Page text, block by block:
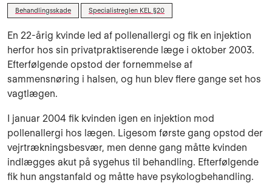
Behandlingsskade Specialistreglen KEL §20
En 22-årig kvinde led af pollenallergi og fik en injektion
herfor hos sin privatpraktiserende læge i oktober 2003.
Efterfølgende opstod der fornemmelse af
sammensnøring i halsen, og hun blev flere gange set hos
vagtlægen.
I januar 2004 fik kvinden igen en injektion mod
pollenallergi hos lægen. Ligesom første gang opstod der
vejrtrækningsbesvær, men denne gang måtte kvinden
indlægges akut på sygehus til behandling. Efterfølgende
fik hun angstanfald og måtte have psykologbehandling.